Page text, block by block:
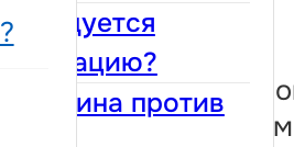
вакцина против
программы
иммунизации,
Министерством